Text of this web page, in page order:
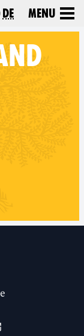
your
de Menu